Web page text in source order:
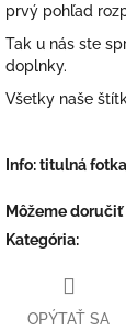
prvý pohľad
Tak u nás ste
doplnky.
Všetky naše
Info: titulná
Môžeme doručiť
Kategória:
OPÝTAŤ SA